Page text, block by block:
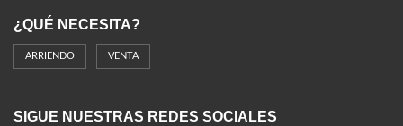
¿QUÉ NECESITA?
ARRIENDO VENTA
SIGUE NUESTRAS REDES SOCIALES